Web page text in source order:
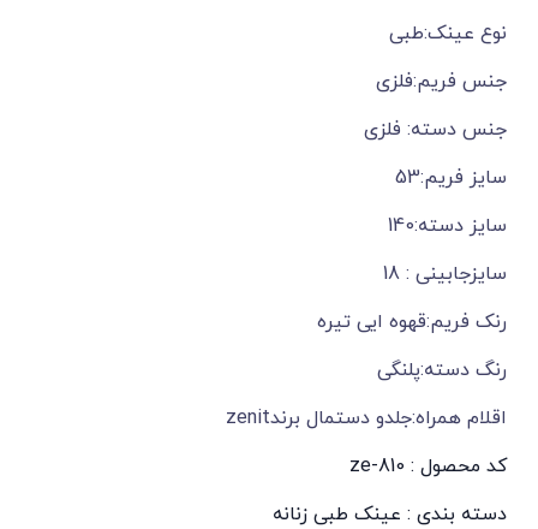
نوع عینک:طبی
جنس فریم:فلزی
جنس دسته: فلزی
سایز فریم:53
سایز دسته:140
سایزجابینی : 18
رنک فریم:قهوه ایی تیره
رنگ دسته:پلنگی
اقلام همراه:جلدو دستمال برندzenit
کد محصول : ze-810
دسته بندی : عینک طبی زنانه